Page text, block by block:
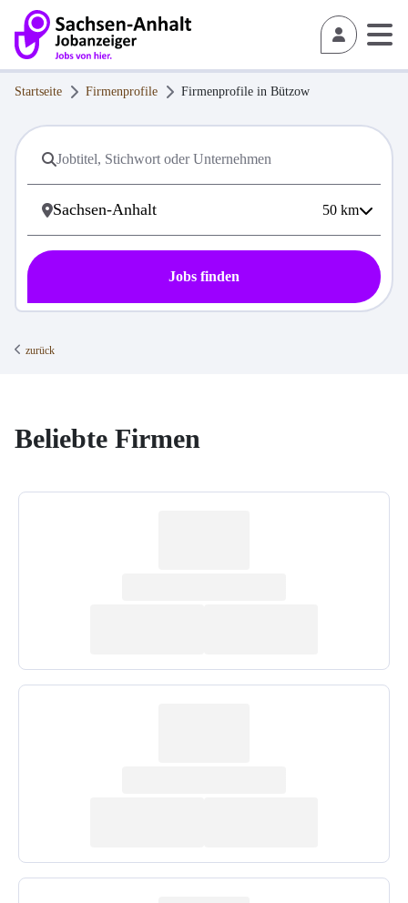
Startseite Firmenprofile Firmenprofile in Bützow
50 km
Jobs finden
zurück
Beliebte Firmen